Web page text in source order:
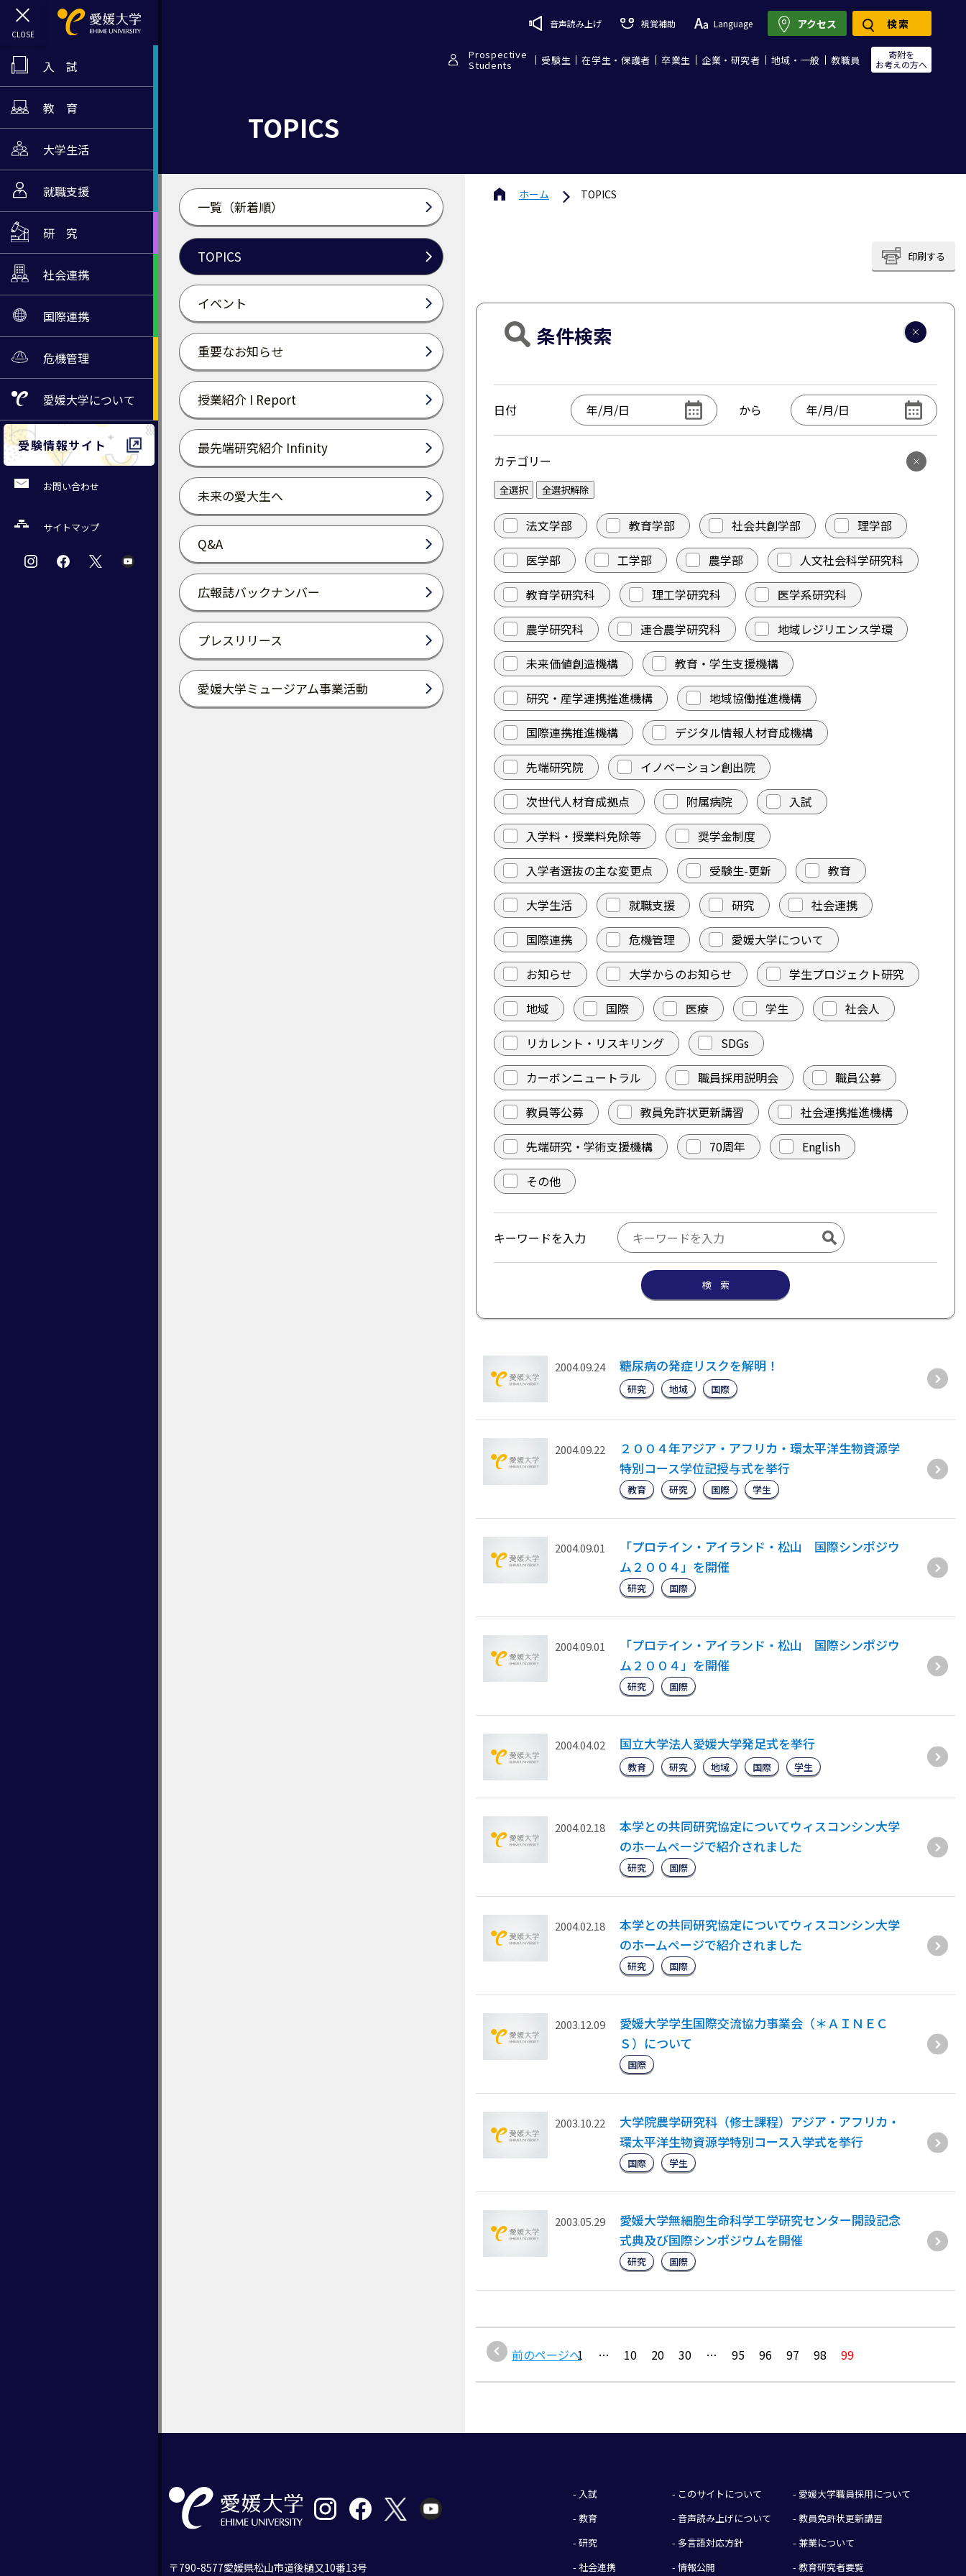
入 試
教 育
大学生活
就職支援
研 究
社会連携
国際連携
危機管理
愛媛大学について
受験情報サイト
お問い合わせ
サイトマップ
音声読み上げ 視覚補助 Language
Prospective
Students 受験生 在学生・保護者 卒業生 企業・研究者 地域・一般 教職員
寄附を
お考えの方へ
アクセス 検索
TOPICS
一覧（新着順）
TOPICS
イベント
重要なお知らせ
授業紹介 I Report
最先端研究紹介 Infinity
未来の愛大生へ
Q&A
広報誌バックナンバー
プレスリリース
愛媛大学ミュージアム事業活動
ホーム TOPICS
印刷する
条件検索
日付 から
カテゴリー
全選択 全選択解除
法文学部 教育学部 社会共創学部
理学部
医学部
工学部 農学部
人文社会科学研究科
教育学研究科
理工学研究科
医学系研究科
農学研究科
連合農学研究科
地域レジリエンス学環
未来価値創造機構
教育・学生支援機構
研究・産学連携推進機構
地域協働推進機構
国際連携推進機構
デジタル情報人材育成機構
先端研究院
イノベーション創出院
次世代人材育成拠点
附属病院
入試
入学料・授業料免除等
奨学金制度
入学者選抜の主な変更点
受験生-更新
教育
大学生活
就職支援 研究
社会連携
国際連携
危機管理
愛媛大学について
お知らせ
大学からのお知らせ
学生プロジェクト研究
地域
国際 医療 学生
社会人
リカレント・リスキリング
SDGs
カーボンニュートラル
職員採用説明会
職員公募
教員等公募
教員免許状更新講習
社会連携推進機構
先端研究・学術支援機構
70周年
English
その他
キーワードを入力
検 索
2004.09.24 糖尿病の発症リスクを解明！
研究 地域 国際
2004.09.22
２００４年アジア・アフリカ・環太平洋生物資源学
特別コース学位記授与式を挙行
教育 研究 国際 学生
2004.09.01
「プロテイン・アイランド・松山 国際シンポジウ
ム２００４」を開催
研究 国際
2004.09.01
「プロテイン・アイランド・松山 国際シンポジウ
ム２００４」を開催
研究 国際
2004.04.02 国立大学法人愛媛大学発足式を挙行
教育 研究 地域 国際 学生
2004.02.18
本学との共同研究協定についてウィスコンシン大学
のホームページで紹介されました
研究 国際
2004.02.18
本学との共同研究協定についてウィスコンシン大学
のホームページで紹介されました
研究 国際
2003.12.09
愛媛大学学生国際交流協力事業会（＊ＡＩＮＥＣ
Ｓ）について
国際
2003.10.22
大学院農学研究科（修士課程）アジア・アフリカ・
環太平洋生物資源学特別コース入学式を挙行
国際 学生
2003.05.29
愛媛大学無細胞生命科学工学研究センター開設記念
式典及び国際シンポジウムを開催
研究 国際
1
前のページへ … 10 20 30 … 95 96 97 98 99
- 入試
- 教育
- 研究
- 社会連携
- このサイトについて
- 音声読み上げについて
- 多言語対応方針
- 情報公開
- 愛媛大学職員採用について
- 教員免許状更新講習
- 兼業について
- 教育研究者要覧
〒790-8577愛媛県松山市道後樋又10番13号